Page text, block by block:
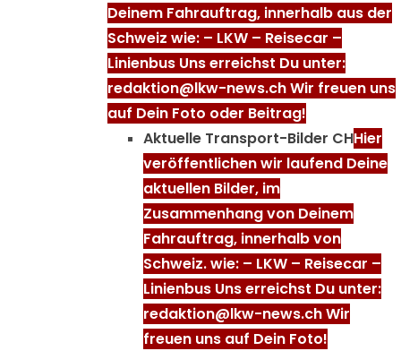
Deinem Fahrauftrag, innerhalb aus der
Schweiz wie: – LKW – Reisecar –
Linienbus Uns erreichst Du unter:
redaktion@lkw-news.ch Wir freuen uns
auf Dein Foto oder Beitrag!
Aktuelle Transport-Bilder CHHier
veröffentlichen wir laufend Deine
aktuellen Bilder, im
Zusammenhang von Deinem
Fahrauftrag, innerhalb von
Schweiz. wie: – LKW – Reisecar –
Linienbus Uns erreichst Du unter:
redaktion@lkw-news.ch Wir
freuen uns auf Dein Foto!